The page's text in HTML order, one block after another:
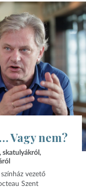
Vagy nem?
skatulyákról,
vezető
Szent